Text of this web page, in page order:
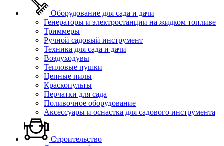
Оборудование для сада и дачи
Генераторы и электростанции на жидком топливе
Триммеры
Ручной садовый инструмент
Техника для сада и дачи
Воздуходувы
Тепловые пушки
Цепные пилы
Краскопульты
Перчатки для сада
Поливочное оборудование
Аксессуары и оснастка для садового инструмента
Строительство